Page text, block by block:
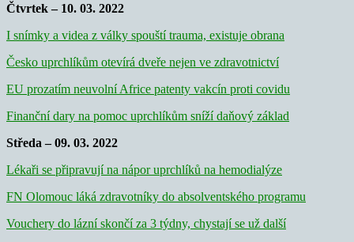
Čtvrtek – 10. 03. 2022
I snímky a videa z války spouští trauma, existuje obrana
Česko uprchlíkům otevírá dveře nejen ve zdravotnictví
EU prozatím neuvolní Africe patenty vakcín proti covidu
Finanční dary na pomoc uprchlíkům sníží daňový základ
Středa – 09. 03. 2022
Lékaři se připravují na nápor uprchlíků na hemodialýze
FN Olomouc láká zdravotníky do absolventského programu
Vouchery do lázní skončí za 3 týdny, chystají se už další